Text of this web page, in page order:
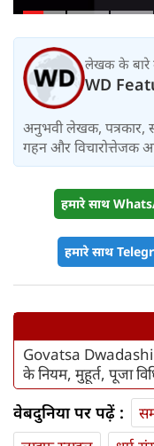
लेखक के बारे
WD
अनुभवी लेखक, पत्रकार,
गहन और विचारोत्तेजक
हमारे साथ
हमारे साथ
Govatsa Dwadashi
के नियम, मुहूर्त, पूजा
वेबदुनिया पर पढ़ें :